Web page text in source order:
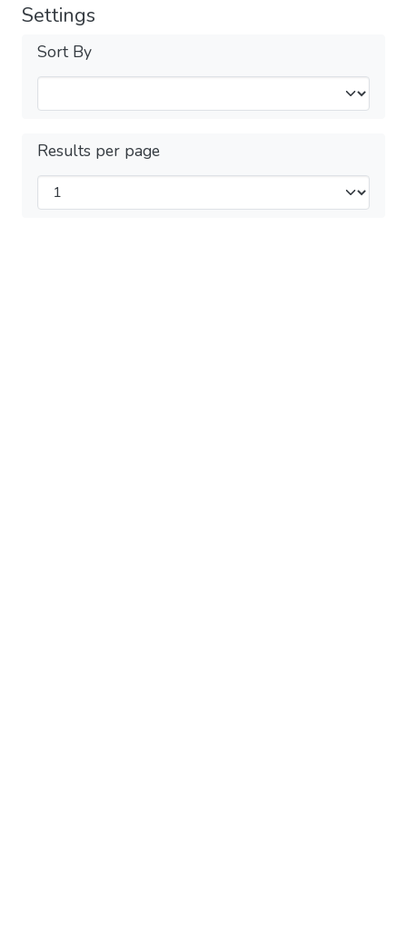
Settings
Sort By
Results per page